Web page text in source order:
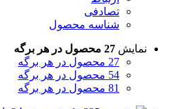
تصادفی
شناسه محصول
نمایش 27 محصول در هر برگه
27 محصول در هر برگه
54 محصول در هر برگه
81 محصول در هر برگه